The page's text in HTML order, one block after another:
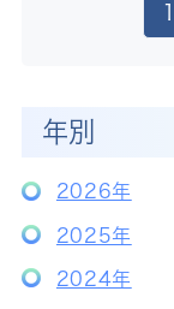
1
年別
2026年
2025年
2024年